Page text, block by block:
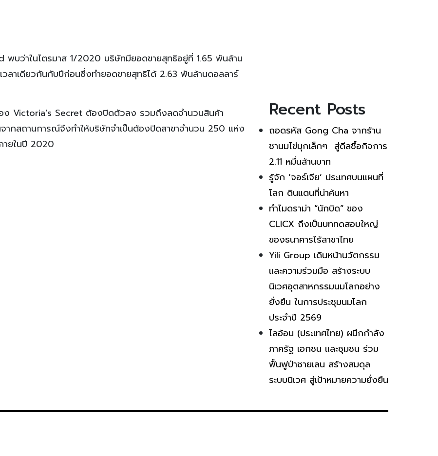
พบว่าในไตรมาส 1/2020 บริษัทมียอดขายสุทธิอยู่ที่ 1.65 พันล้าน
ลาเดียวกันกับปีก่อนซึ่งทำยอดขายสุทธิได้ 2.63 พันล้านดอลลาร์
อง Victoria’s Secret ต้องปิดตัวลง รวมถึงลดจำนวนสินค้า
จากสถานการณ์จึงทำให้บริษัทจำเป็นต้องปิดสาขาจำนวน 250 แห่ง
ายในปี 2020
Recent Posts
ถอดรหัส Gong Cha จากร้าน
ชานมไข่มุกเล็กๆ สู่ดีลซื้อกิจการ
2.11 หมื่นล้านบาท
รู้จัก ‘จอร์เจีย’ ประเทศบนแผนที่
โลก ดินแดนที่น่าค้นหา
ทำไมดราม่า “นักบิด” ของ
CLICX ถึงเป็นบททดสอบใหญ่
ของธนาคารไร้สาขาไทย
Yili Group เดินหน้านวัตกรรม
และความร่วมมือ สร้างระบบ
นิเวศอุตสาหกรรมนมโลกอย่าง
ยั่งยืน ในการประชุมนมโลก
ประจำปี 2569
ไลอ้อน (ประเทศไทย) ผนึกกำลัง
ภาครัฐ เอกชน และชุมชน ร่วม
ฟื้นฟูป่าชายเลน สร้างสมดุล
ระบบนิเวศ สู่เป้าหมายความยั่งยืน